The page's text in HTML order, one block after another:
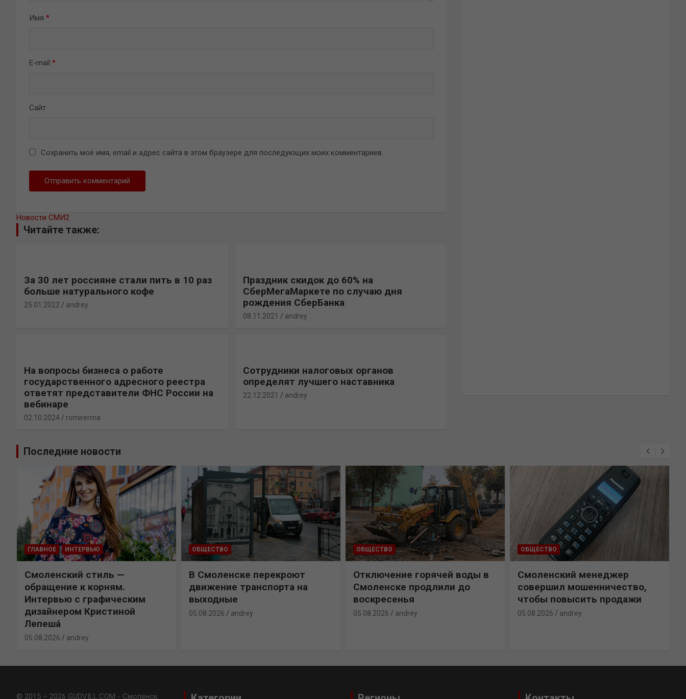
Имя *
E-mail *
Сайт
Сохранить моё имя, email и адрес сайта в этом браузере для последующих моих комментариев.
Новости СМИ2
Читайте также:
За 30 лет россияне стали пить в 10 раз
больше натурального кофе
25.01.2022 andrey
Праздник скидок до 60% на
СберМегаМаркете по случаю дня
рождения СберБанка
08.11.2021 andrey
На вопросы бизнеса о работе
государственного адресного реестра
ответят представители ФНС России на
вебинаре
02.10.2024 romirerma
Сотрудники налоговых органов
определят лучшего наставника
22.12.2021 andrey
Последние новости
ГЛАВНОЕ ИНТЕРВЬЮ
Смоленский стиль —
обращение к корням.
Интервью с графическим
дизайнером Кристиной
Лепешá
05.08.2026 andrey
ОБЩЕСТВО
В Смоленске перекроют
движение транспорта на
выходные
05.08.2026 andrey
ОБЩЕСТВО
Отключение горячей воды в
Смоленске продлили до
воскресенья
05.08.2026 andrey
ОБЩЕСТВО
Смоленский менеджер
совершил мошенничество,
чтобы повысить продажи
05.08.2026 andrey
© 2015 – 2026 GUDVILL.COM - Смоленск.